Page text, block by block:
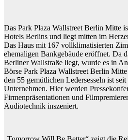
Das Park Plaza Wallstreet Berlin Mitte
Hotels Berlins und liegt mitten im
Das Haus mit 167 vollklimatisierten
ehemaligen Bankgebäude eröffnet. Da
Berliner Wallstraße liegt, wurde es in
Börse Park Plaza Wallstreet Berlin
den 55 gemütlichen Ledersesseln ist
Unternehmen. Hier werden
Firmenpräsentationen und
Audiotechnik inszeniert.